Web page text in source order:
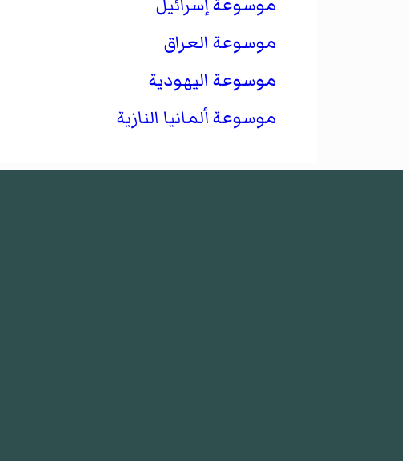
موسوعة إسرائيل
موسوعة العراق
موسوعة اليهودية
موسوعة ألمانيا النازية